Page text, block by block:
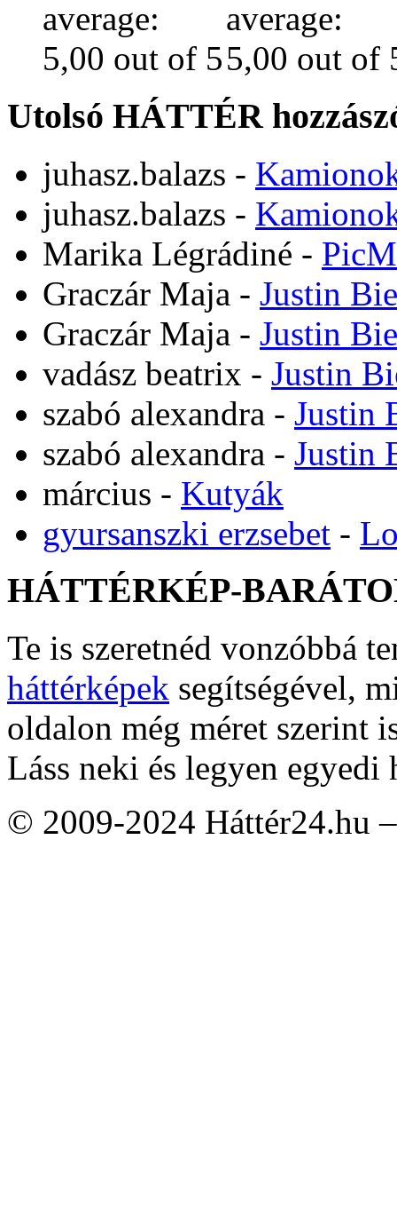
Utolsó HÁTTÉR
juhasz.balazs -
juhasz.balazs -
Marika Légrádiné -
Graczár Maja - Justin
Graczár Maja - Justin
vadász beatrix - Justin
szabó alexandra - Justin
szabó alexandra - Justin
március - Kutyák
gyursanszki erzsebet -
HÁTTÉRKÉP-
Te is szeretnéd vonzóbbá
háttérképek segítségével,
oldalon még méret szerint
Láss neki és legyen egyedi
© 2009-2024 Háttér24.hu